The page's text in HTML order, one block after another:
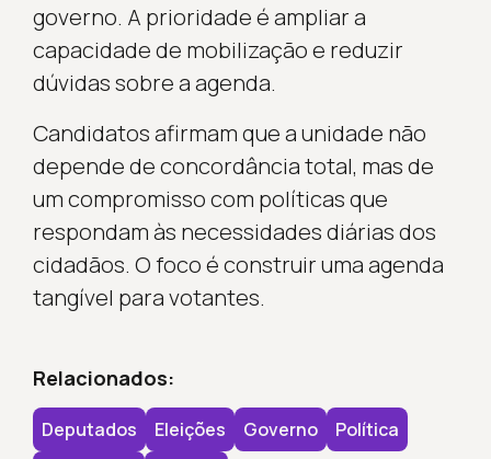
governo. A prioridade é ampliar a
capacidade de mobilização e reduzir
dúvidas sobre a agenda.
Candidatos afirmam que a unidade não
depende de concordância total, mas de
um compromisso com políticas que
respondam às necessidades diárias dos
cidadãos. O foco é construir uma agenda
tangível para votantes.
Relacionados:
Deputados Eleições Governo
Política